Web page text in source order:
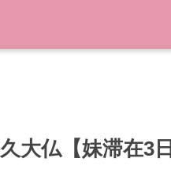
大仏【妹滞在3日